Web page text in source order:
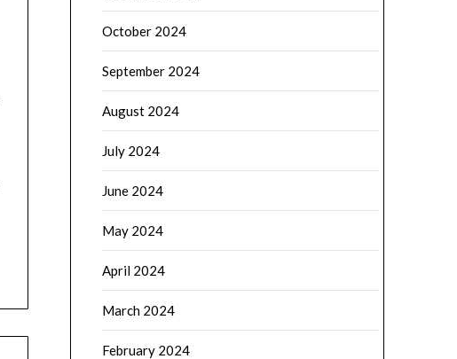
October 2024
September 2024
August 2024
July 2024
June 2024
May 2024
April 2024
March 2024
February 2024